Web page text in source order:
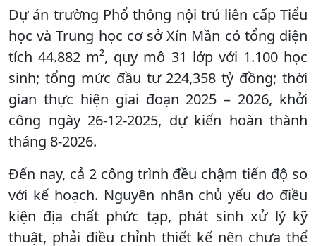
Dự án trường Phổ thông nội trú liên cấp Tiểu
học và Trung học cơ sở Xín Mần có tổng diện
tích 44.882 m², quy mô 31 lớp với 1.100 học
sinh; tổng mức đầu tư 224,358 tỷ đồng; thời
gian thực hiện giai đoạn 2025 – 2026, khởi
công ngày 26-12-2025, dự kiến hoàn thành
tháng 8-2026.
Đến nay, cả 2 công trình đều chậm tiến độ so
với kế hoạch. Nguyên nhân chủ yếu do điều
kiện địa chất phức tạp, phát sinh xử lý kỹ
thuật, phải điều chỉnh thiết kế nên chưa thể